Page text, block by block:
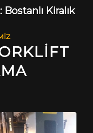
Bostanlı Kiralık